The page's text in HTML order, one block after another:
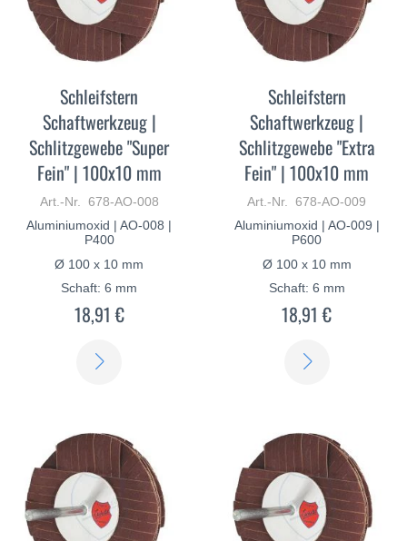
Schleifstern
Schaftwerkzeug |
Schlitzgewebe "Super
Fein" | 100x10 mm
Art.-Nr. 678-AO-008
Aluminiumoxid | AO-008 |
P400
Ø 100 x 10 mm
Schaft: 6 mm
18,91 €
Schleifstern
Schaftwerkzeug |
Schlitzgewebe "Extra
Fein" | 100x10 mm
Art.-Nr. 678-AO-009
Aluminiumoxid | AO-009 |
P600
Ø 100 x 10 mm
Schaft: 6 mm
18,91 €